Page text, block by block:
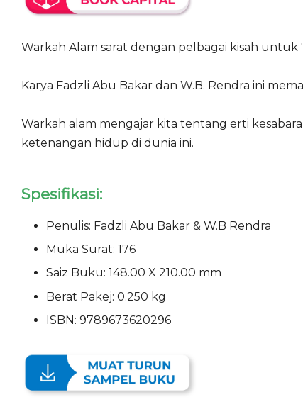
Warkah Alam sarat dengan pelbagai kisah untuk
Karya Fadzli Abu Bakar dan W.B. Rendra ini
Warkah alam mengajar kita tentang erti
ketenangan hidup di dunia ini.
Spesifikasi:
Penulis: Fadzli Abu Bakar & W.B Rendra
Muka Surat: 176
Saiz Buku: 148.00 X 210.00 mm
Berat Pakej: 0.250 kg
ISBN: 9789673620296